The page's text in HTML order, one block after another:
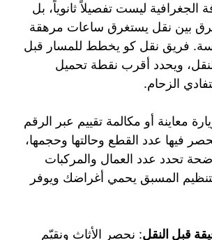
الجغرافية ليست تفصيلاً ثانوياً، بل
بين نقل يستغرق ساعات مرهقة
فريق نقل كو يخطط للمسار قبل
ويحدد أقرب نقطة تحميل
الزحام.
معاينة أو مكالمة تقييم عبر الرقم
فيها عدد القطع وحالتها وحجمها،
تحدد عدد العمال والمركبات
المسبق يحمي أغراضك ويوفر
قبل النقل: نحصر الأثاث ونقيّم